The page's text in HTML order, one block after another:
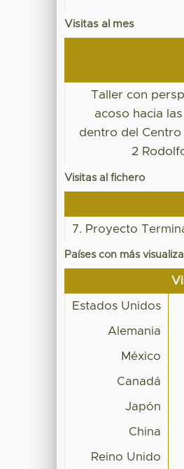
Visitas al mes
Taller con
acoso hacia
dentro del
2
Visitas al fichero
7. Proyecto
Países con más
Estados Unidos
Alemania
México
Canadá
Japón
China
Reino Unido